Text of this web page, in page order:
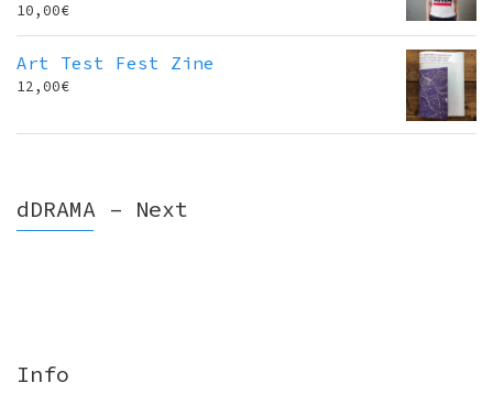
10,00€
Art Test Fest Zine
12,00€
dDRAMA – Next
Info